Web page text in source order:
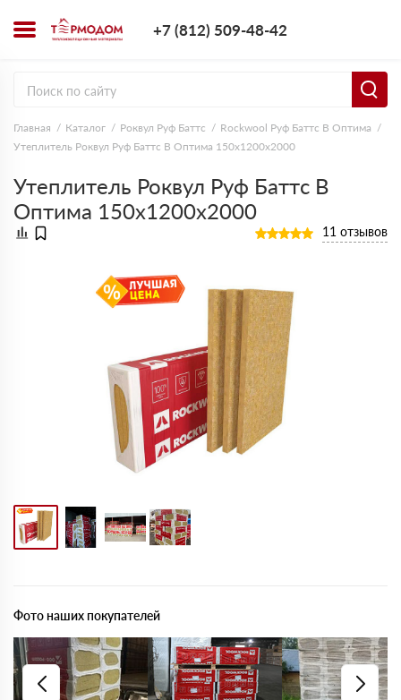
+7 (812) 509-48-42
Главная Каталог Роквул Руф Баттс
Rockwool Руф Баттс В Оптима
Утеплитель Роквул Руф Баттс В Оптима 150х1200х2000
Утеплитель Роквул Руф Баттс В
Оптима 150х1200х2000
11 отзывов
Фото наших покупателей